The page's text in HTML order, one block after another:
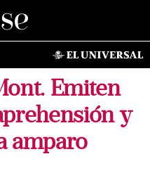
Emiten
y
amparo